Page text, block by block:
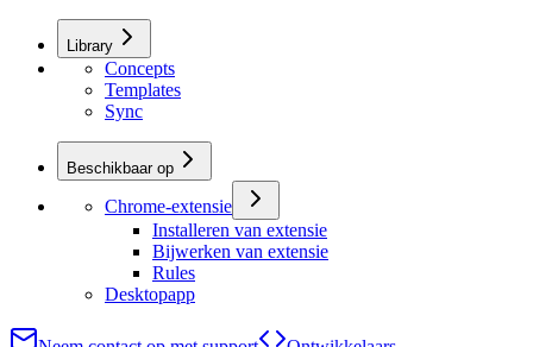
Library
Concepts
Templates
Sync
Beschikbaar op
Chrome-extensie
Installeren van extensie
Bijwerken van extensie
Rules
Desktopapp